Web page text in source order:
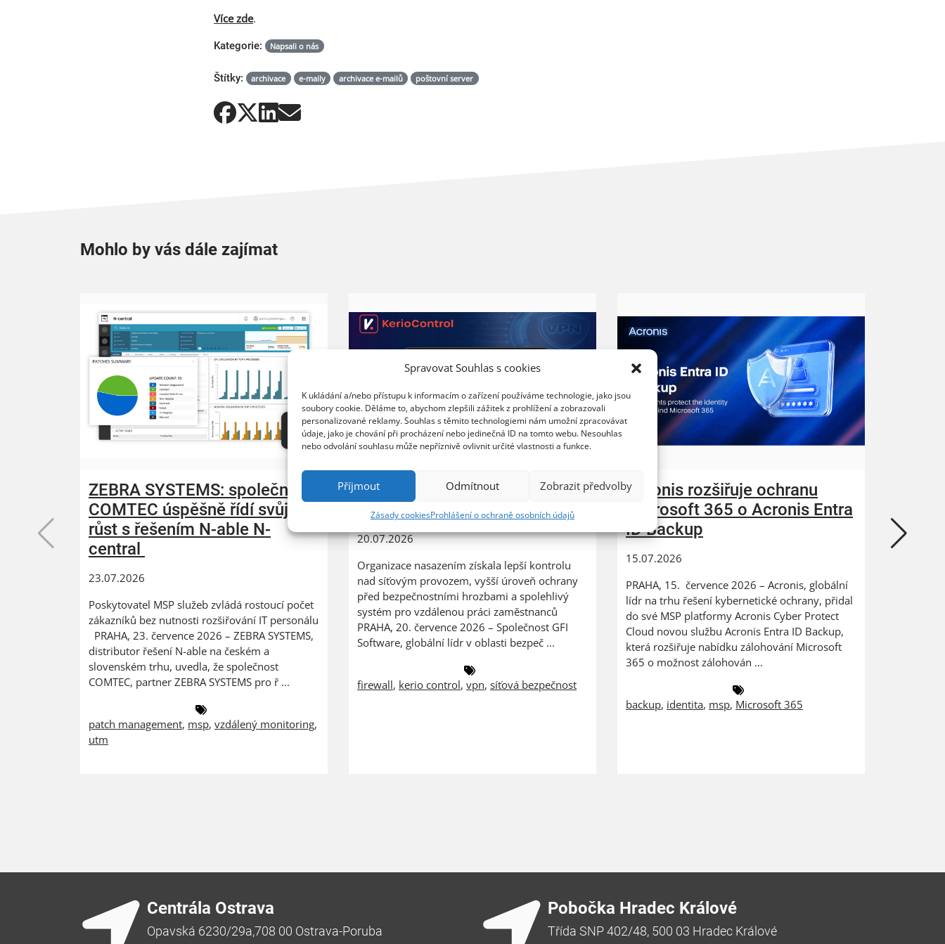
Spravovat Souhlas s cookies
K ukládání a/nebo přístupu k informacím o zařízení používáme technologie, jako jsou
soubory cookie. Děláme to, abychom zlepšili zážitek z prohlížení a zobrazovali
personalizované reklamy. Souhlas s těmito technologiemi nám umožní zpracovávat
údaje, jako je chování při procházení nebo jedinečná ID na tomto webu. Nesouhlas
nebo odvolání souhlasu může nepříznivě ovlivnit určité vlastnosti a funkce.
Příjmout Odmítnout Zobrazit předvolby
Zásady cookiesProhlášení o ochraně osobních údajů
Více zde.
Kategorie: Napsali o nás
Štítky: archivace e-maily archivace e-mailů poštovní server
Mohlo by vás dále zajímat
ZEBRA SYSTEMS: společnost
COMTEC úspěšně řídí svůj
růst s řešením N-able N-
central
23.07.2026
Poskytovatel MSP služeb zvládá rostoucí počet
zákazníků bez nutnosti rozšiřování IT personálu
PRAHA, 23. července 2026 – ZEBRA SYSTEMS,
distributor řešení N-able na českém a
slovenském trhu, uvedla, že společnost
COMTEC, partner ZEBRA SYSTEMS pro ř ...
patch management, msp, vzdálený monitoring,
utm
XERTEC využívá GFI Kerio
Control k zabezpečení své sítě
20.07.2026
Organizace nasazením získala lepší kontrolu
nad síťovým provozem, vyšší úroveň ochrany
před bezpečnostními hrozbami a spolehlivý
systém pro vzdálenou práci zaměstnanců
PRAHA, 20. července 2026 – Společnost GFI
Software, globální lídr v oblasti bezpeč ...
firewall, kerio control, vpn, síťová bezpečnost
Acronis rozšiřuje ochranu
Microsoft 365 o Acronis Entra
ID Backup
15.07.2026
PRAHA, 15. července 2026 – Acronis, globální
lídr na trhu řešení kybernetické ochrany, přidal
do své MSP platformy Acronis Cyber Protect
Cloud novou službu Acronis Entra ID Backup,
která rozšiřuje nabídku zálohování Microsoft
365 o možnost zálohován ...
backup, identita, msp, Microsoft 365
Centrála Ostrava
Opavská 6230/29a,708 00 Ostrava-Poruba
Pobočka Hradec Králové
Třída SNP 402/48, 500 03 Hradec Králové